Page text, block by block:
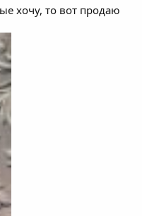
хочу, то вот продаю